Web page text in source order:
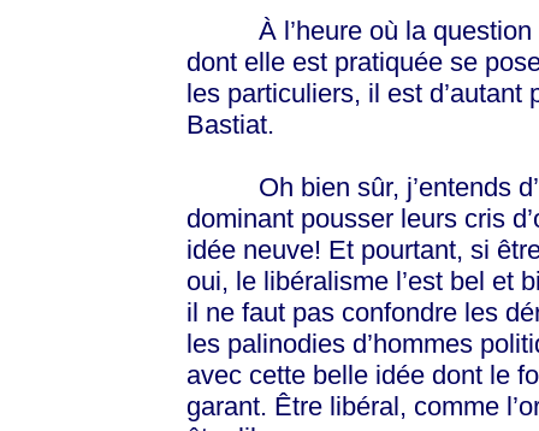
À l’heure où la question
dont elle est pratiquée se
les particuliers, il est
Bastiat.
Oh bien sûr, j’entends
dominant pousser leurs cris
idée neuve! Et pourtant, si
oui, le libéralisme l’est bel et
il ne faut pas confondre les
les palinodies d’hommes
avec cette belle idée dont le
garant. Être libéral, comme